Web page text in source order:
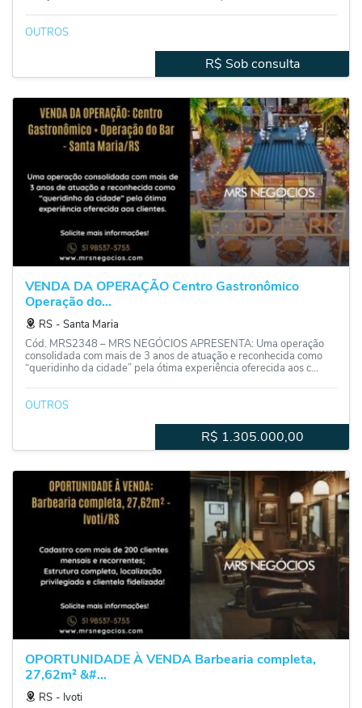
OUTROS
R$ Sob consulta
VENDA DA OPERAÇÃO Centro Gastronômico
Operação do...
RS ‐ Santa Maria
Cód. MRS2348 – MRS NEGÓCIOS APRESENTA: Uma operação
consolidada com mais de 3 anos de atuação e reconhecida como
“queridinho da cidade” pela ótima experiência oferecida aos c...
OUTROS
R$ 1.305.000,00
OPORTUNIDADE À VENDA Barbearia completa,
27,62m² &#...
RS ‐ Ivoti